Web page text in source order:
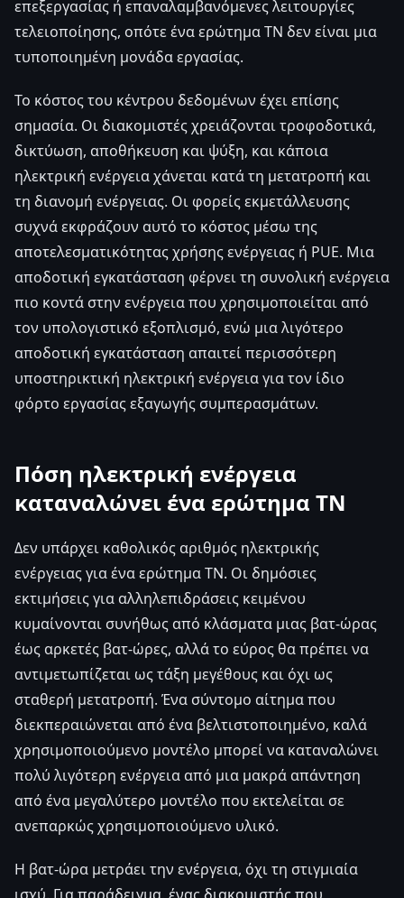
επεξεργασίας ή επαναλαμβανόμενες λειτουργίες
τελειοποίησης, οπότε ένα ερώτημα ΤΝ δεν είναι μια
τυποποιημένη μονάδα εργασίας.
Το κόστος του κέντρου δεδομένων έχει επίσης
σημασία. Οι διακομιστές χρειάζονται τροφοδοτικά,
δικτύωση, αποθήκευση και ψύξη, και κάποια
ηλεκτρική ενέργεια χάνεται κατά τη μετατροπή και
τη διανομή ενέργειας. Οι φορείς εκμετάλλευσης
συχνά εκφράζουν αυτό το κόστος μέσω της
αποτελεσματικότητας χρήσης ενέργειας ή PUE. Μια
αποδοτική εγκατάσταση φέρνει τη συνολική ενέργεια
πιο κοντά στην ενέργεια που χρησιμοποιείται από
τον υπολογιστικό εξοπλισμό, ενώ μια λιγότερο
αποδοτική εγκατάσταση απαιτεί περισσότερη
υποστηρικτική ηλεκτρική ενέργεια για τον ίδιο
φόρτο εργασίας εξαγωγής συμπερασμάτων.
Πόση ηλεκτρική ενέργεια
καταναλώνει ένα ερώτημα ΤΝ
Δεν υπάρχει καθολικός αριθμός ηλεκτρικής
ενέργειας για ένα ερώτημα ΤΝ. Οι δημόσιες
εκτιμήσεις για αλληλεπιδράσεις κειμένου
κυμαίνονται συνήθως από κλάσματα μιας βατ-ώρας
έως αρκετές βατ-ώρες, αλλά το εύρος θα πρέπει να
αντιμετωπίζεται ως τάξη μεγέθους και όχι ως
σταθερή μετατροπή. Ένα σύντομο αίτημα που
διεκπεραιώνεται από ένα βελτιστοποιημένο, καλά
χρησιμοποιούμενο μοντέλο μπορεί να καταναλώνει
πολύ λιγότερη ενέργεια από μια μακρά απάντηση
από ένα μεγαλύτερο μοντέλο που εκτελείται σε
ανεπαρκώς χρησιμοποιούμενο υλικό.
Η βατ-ώρα μετράει την ενέργεια, όχι τη στιγμιαία